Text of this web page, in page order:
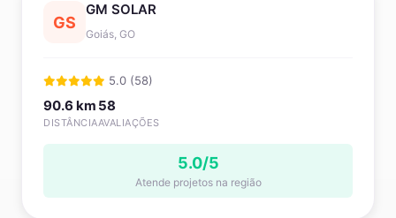
GS
GM SOLAR
Goiás, GO
5.0 (58)
90.6 km
DISTÂNCIA
58
AVALIAÇÕES
5.0/5
Atende projetos na região